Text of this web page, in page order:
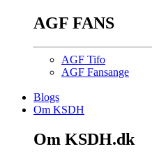
AGF FANS
AGF Tifo
AGF Fansange
Blogs
Om KSDH
Om KSDH.dk